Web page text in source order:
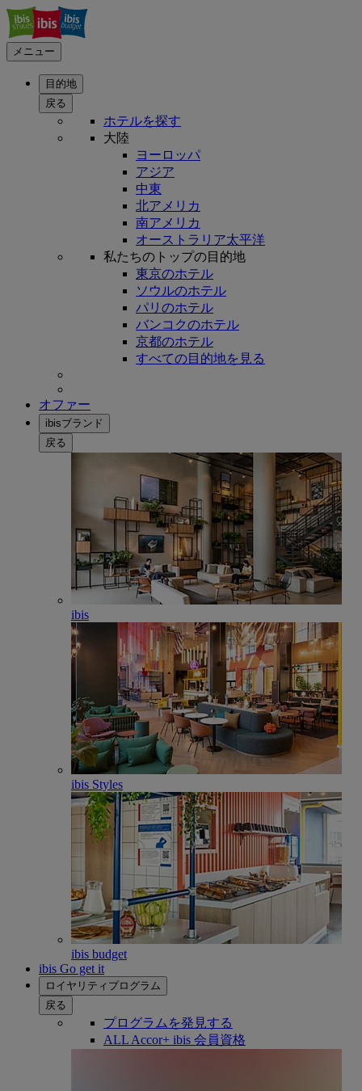
メニュー
目的地
戻る
ホテルを探す
大陸
ヨーロッパ
アジア
中東
北アメリカ
南アメリカ
オーストラリア太平洋
私たちのトップの目的地
東京のホテル
ソウルのホテル
パリのホテル
バンコクのホテル
京都のホテル
すべての目的地を見る
オファー
ibisブランド
戻る
ibis
ibis Styles
ibis budget
ibis Go get it
ロイヤリティプログラム
戻る
プログラムを発見する
ALL Accor+ ibis 会員資格